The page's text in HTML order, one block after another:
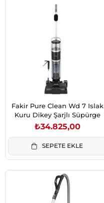
Fakir Pure Clean Wd 7 Islak
Kuru Dikey Şarjlı Süpürge
₺34.825,00
SEPETE EKLE